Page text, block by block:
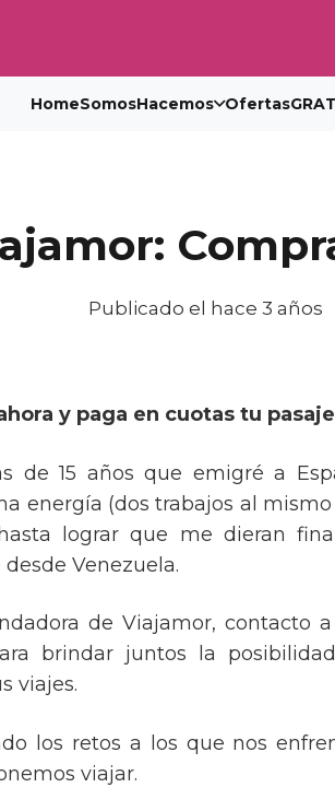
HomeSomosHacemos Ofertas
Publicado el hace 3 años
y paga en cuotas tu
de 15 años que emigré a
energía (dos trabajos al
lograr que me dieran
Venezuela.
de Viajamor, contacto
brindar juntos la
viajes.
los retos a los que nos
viajar.